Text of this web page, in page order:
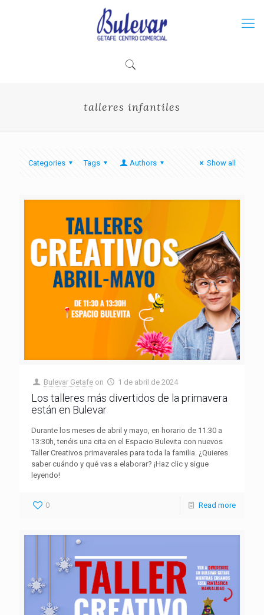
talleres infantiles
Categories Tags Authors Show all
Bulevar Getafe on 1 de abril de 2024
Los talleres más divertidos de la primavera
están en Bulevar
Durante los meses de abril y mayo, en horario de 11:30 a
13:30h, tenéis una cita en el Espacio Bulevita con nuevos
Taller Creativos primaverales para toda la familia. ¿Quieres
saber cuándo y qué vas a elaborar? ¡Haz clic y sigue
leyendo!
0 Read more